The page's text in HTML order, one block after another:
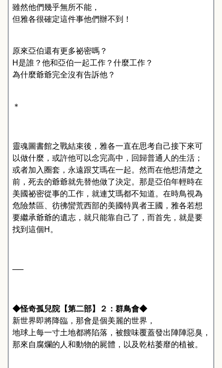
雖然他們幾乎無所不能，
但雅各很確定這件事他們辦不到！
原來亞伯還有更多祕密嗎？
H 是誰？他和亞伯一起工作？什麼工作？
為什麼爺爺完全沒有告訴他？
＊
靈魂圖書館之戰結束後，雅各一直在思考自己接下來可
以做什麼，或許他可以念完高中，回歸普通人的生活；
或者加入圈套，永遠跟艾瑪在一起。然而在他想清楚之
前，死去的爺爺就先替他做了決定。那是亞伯年輕時在
美國祕密從事的工作，就連艾瑪都不知道。在時鳥視為
危險禁區、彷彿蠻荒西部的美國特異者王國，雅各若想
要繼承爺爺的遺志，就只能靠自己了，而首先，就是要
找到這個H 。
──
◆怪奇孤兒院【第二部】２：群鳥會◆
新世界即將降臨，那會是個美麗的世界，
地球上每一寸土地都將陷落，被餿味覆蓋發出陣陣惡臭，
那來自腐爛的人和動物的屍體，以及乾枯萎靡的植被。